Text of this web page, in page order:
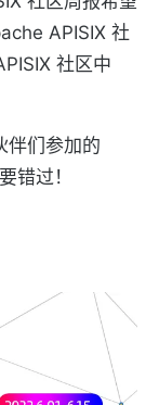
APISIX 社
社区中
伴们参加的
错过！